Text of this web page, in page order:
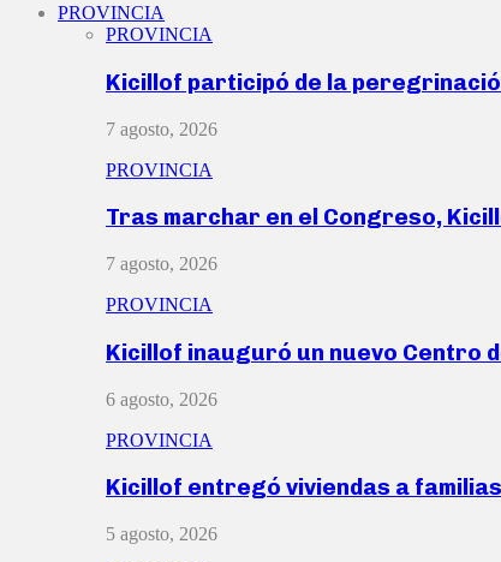
PROVINCIA
PROVINCIA
Kicillof participó de la
7 agosto, 2026
PROVINCIA
Tras marchar en el Congreso,
7 agosto, 2026
PROVINCIA
Kicillof inauguró un nuevo Centro
6 agosto, 2026
PROVINCIA
Kicillof entregó viviendas a
5 agosto, 2026